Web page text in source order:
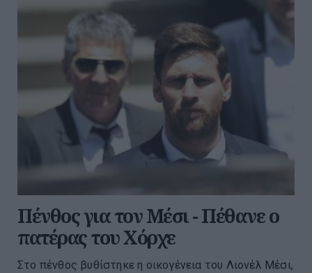
Πένθος για τον Μέσι - Πέθανε ο
πατέρας του Χόρχε
Στο πένθος βυθίστηκε η οικογένεια του Λιονέλ Μέσι,